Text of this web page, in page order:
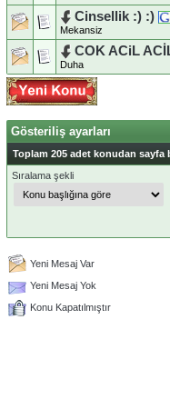
Cinsellik :) :)
Mekansiz
Duha
Gösteriliş ayarları
Toplam 205 adet konudan
Sıralama şekli
Yeni Mesaj Var
Yeni Mesaj Yok
Konu Kapatılmıştır